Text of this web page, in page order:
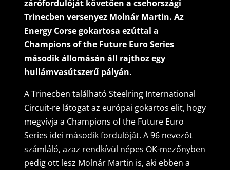
zárófordulóját követően a csehországi
Trinecben versenyez Molnár Martin. Az
Energy Corse gokartosa ezúttal a
Champions of the Future Euro Series
második állomásán áll rajthoz egy
hullámvasútszerű pályán.
A Trinecben található Steelring International
Circuit-re látogat az európai gokartos elit, hogy
megvívja a Champions of the Future Euro
Series idei második fordulóját. A 96 nevezőt
számláló, azaz rendkívül népes OK-mezőnyben
pedig ott lesz Molnár Martin is, aki ebben a